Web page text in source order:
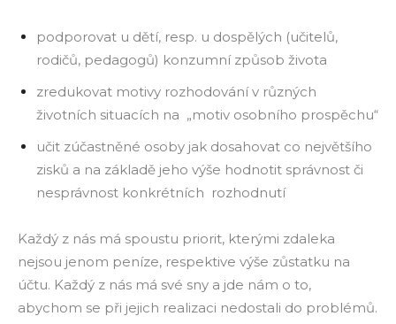
podporovat u dětí, resp. u dospělých (učitelů,
rodičů, pedagogů) konzumní způsob života
zredukovat motivy rozhodování v různých
životních situacích na „motiv osobního prospěchu“
učit zúčastněné osoby jak dosahovat co největšího
zisků a na základě jeho výše hodnotit správnost či
nesprávnost konkrétních rozhodnutí
Každý z nás má spoustu priorit, kterými zdaleka
nejsou jenom peníze, respektive výše zůstatku na
účtu. Každý z nás má své sny a jde nám o to,
abychom se při jejich realizaci nedostali do problémů.